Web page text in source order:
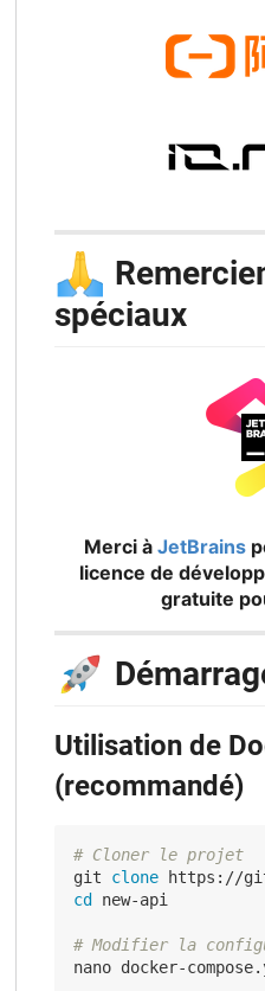
🙏
spéciaux
Merci à JetBrains
licence de
gratuite
🚀
Utilisation de
(recommandé)
# Cloner le projet
git clone
cd
new-api
# Modifier la
nano docker-